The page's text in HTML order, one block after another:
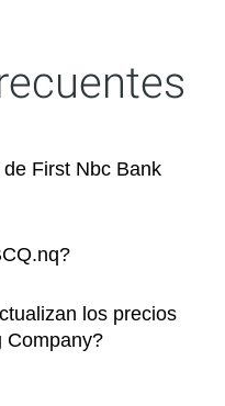
First Nbc Bank
los precios
Company?